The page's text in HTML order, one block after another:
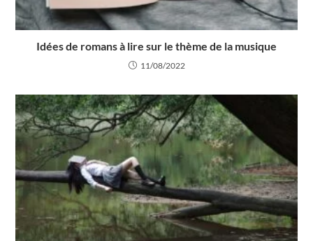
Idées de romans à lire sur le thème de la musique
11/08/2022